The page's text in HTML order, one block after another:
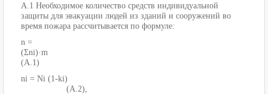
А.1 Необходимое количество средств индивидуальной
защиты для эвакуации людей из зданий и сооружений во
время пожара рассчитывается по формуле:
n =
(Ʃni)·m
(А.1)
ni = Ni (1-ki)
(А.2),